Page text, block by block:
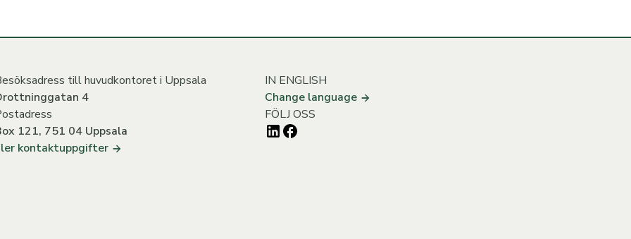
till huvudkontoret i Uppsala
4
121, 751 04 Uppsala
kontaktuppgifter
IN ENGLISH
Change language
FÖLJ OSS